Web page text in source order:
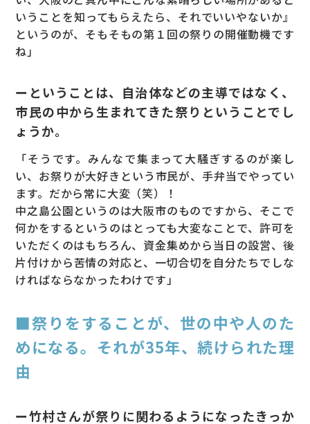
いうことを知ってもらえたら、それでいいやないか』
というのが、そもそもの第１回の祭りの開催動機です
ね」
ーということは、自治体などの主導ではなく、
市民の中から生まれてきた祭りということでし
ょうか。
「そうです。みんなで集まって大騒ぎするのが楽し
い、お祭りが大好きという市民が、手弁当でやってい
ます。だから常に大変（笑）！
中之島公園というのは大阪市のものですから、そこで
何かをするというのはとっても大変なことで、許可を
いただくのはもちろん、資金集めから当日の設営、後
片付けから苦情の対応と、一切合切を自分たちでしな
ければならなかったわけです」
■祭りをすることが、世の中や人のた
めになる。それが35年、続けられた理
由
ー竹村さんが祭りに関わるようになったきっか